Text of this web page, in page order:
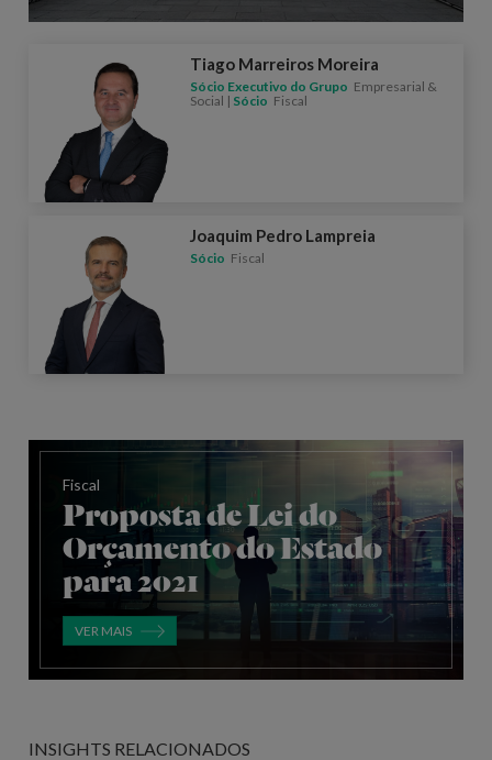
Tiago Marreiros Moreira
Sócio Executivo do Grupo Empresarial &
Social | Sócio Fiscal
Joaquim Pedro Lampreia
Sócio Fiscal
Fiscal
Proposta de Lei do
Orçamento do Estado
para 2021
VER MAIS
INSIGHTS RELACIONADOS